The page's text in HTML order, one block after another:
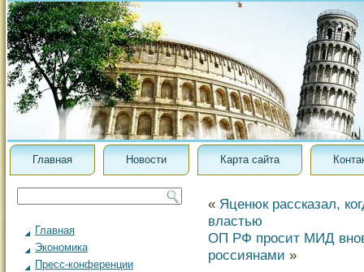
Главная Новости Карта сайта
Главная
Экономика
Пресс-конференции
« Яценюк рассказал,
властью
ОП РФ просит МИД
россиянами »